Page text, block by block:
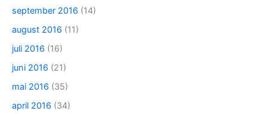
september 2016 (14)
august 2016 (11)
juli 2016 (16)
juni 2016 (21)
mai 2016 (35)
april 2016 (34)